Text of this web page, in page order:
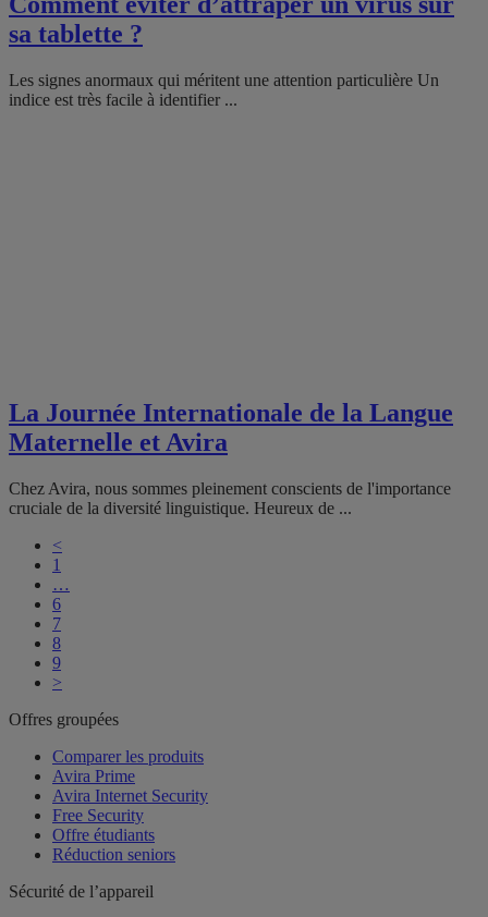
sa tablette ?
Les signes anormaux qui méritent une attention particulière Un
indice est très facile à identifier ...
La Journée Internationale de la Langue
Maternelle et Avira
Chez Avira, nous sommes pleinement conscients de l'importance
cruciale de la diversité linguistique. Heureux de ...
<
1
…
6
7
8
9
>
Offres groupées
Comparer les produits
Avira Prime
Avira Internet Security
Free Security
Offre étudiants
Réduction seniors
Sécurité de l’appareil